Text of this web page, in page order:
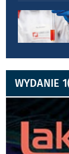
WYDANIE